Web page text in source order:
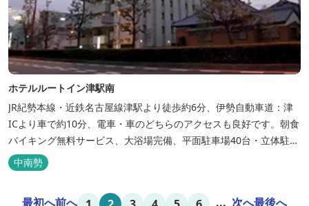
ホテルルートイン津駅南
JR紀勢本線・近鉄名古屋線津駅より徒歩約6分、伊勢自動車道：津
ICより車で約10分、電車・車のどちらのアクセスも良好です。朝食
バイキング無料サービス、大浴場完備、平面駐車場40台・立体駐車
場34台、全室Wi-Fi完備。ビジネスにも観光にもご利用頂ける快適
なホテルライフをご提供します。
中南勢
最初へ前へ ... 次へ最後へ